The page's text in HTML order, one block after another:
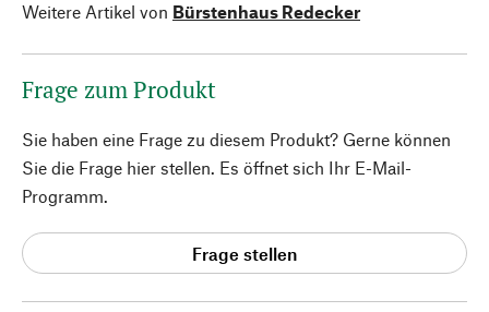
Weitere Artikel von Bürstenhaus Redecker
Frage zum Produkt
Sie haben eine Frage zu diesem Produkt? Gerne können
Sie die Frage hier stellen. Es öffnet sich Ihr E-Mail-
Programm.
Frage stellen